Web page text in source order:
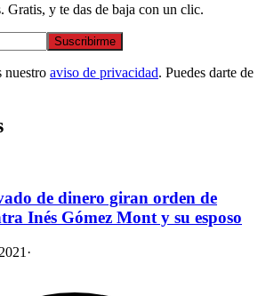
Gratis, y te das de baja con un clic.
Suscribirme
nuestro aviso de privacidad. Puedes darte de
de dinero giran orden de
Inés Gómez Mont y su esposo
·